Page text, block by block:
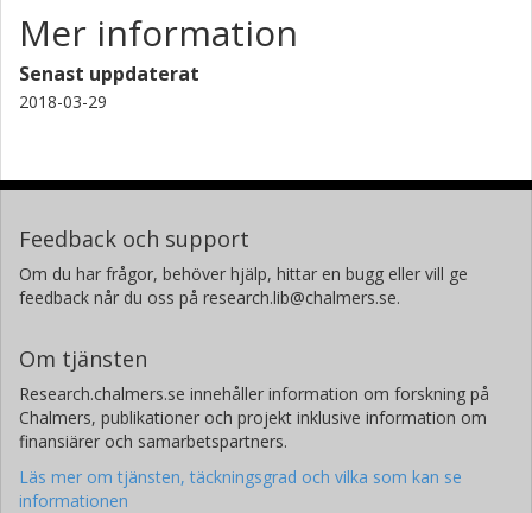
Mer information
Senast uppdaterat
2018-03-29
Feedback och support
Om du har frågor, behöver hjälp, hittar en bugg eller vill ge
feedback når du oss på research.lib@chalmers.se.
Om tjänsten
Research.chalmers.se innehåller information om forskning på
Chalmers, publikationer och projekt inklusive information om
finansiärer och samarbetspartners.
Läs mer om tjänsten, täckningsgrad och vilka som kan se
informationen